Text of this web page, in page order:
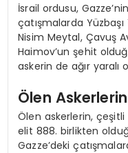
İsrail ordusu,
çatışmalarda
Nisim Meytal, Çavuş
Haimov’un şehit
askerin de ağır yaralı
Ölen
Ölen askerlerin,
elit 888. birlikten
Gazze’deki